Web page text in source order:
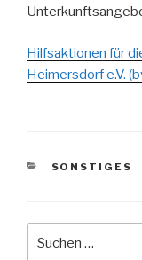
Hilfsaktionen für
Heimersdorf e.V.
KATEGORIEN
SONSTIGES